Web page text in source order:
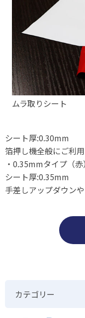
ムラ取りシート
シート厚:0.30mm
箔押し機全般にご利用
・0.35mmタイプ（赤）
シート厚:0.35mm
手差しアップダウン
カテゴリー